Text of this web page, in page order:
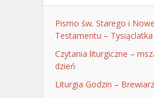
Pismo św. Starego i
Testamentu – Tysiąclatka
Czytania liturgiczne –
dzień
Liturgia Godzin – Brewiarz